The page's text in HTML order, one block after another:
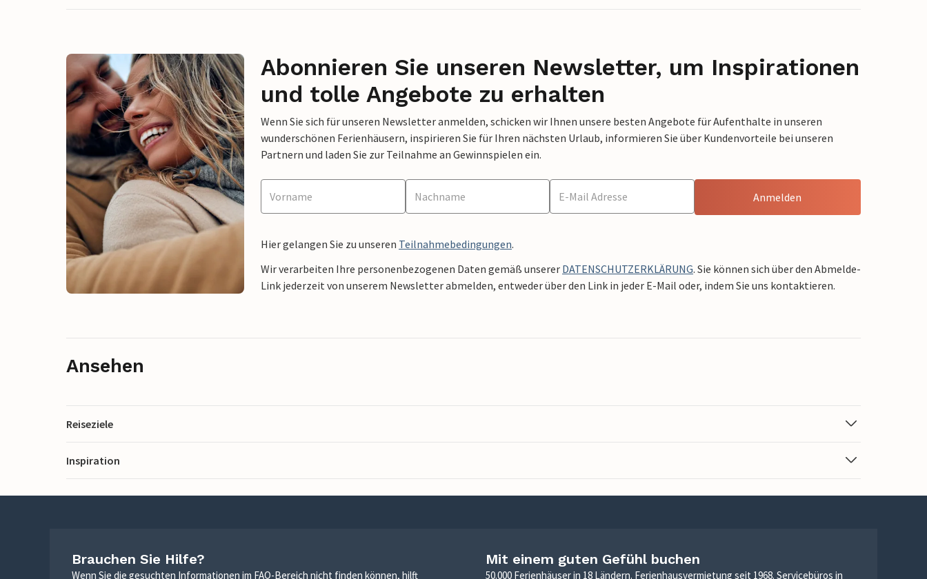
Abonnieren Sie unseren Newsletter, um Inspirationen
und tolle Angebote zu erhalten
Wenn Sie sich für unseren Newsletter anmelden, schicken wir Ihnen unsere besten Angebote für Aufenthalte in unseren
wunderschönen Ferienhäusern, inspirieren Sie für Ihren nächsten Urlaub, informieren Sie über Kundenvorteile bei unseren
Partnern und laden Sie zur Teilnahme an Gewinnspielen ein.
Anmelden
Hier gelangen Sie zu unseren Teilnahmebedingungen.
Wir verarbeiten Ihre personenbezogenen Daten gemäß unserer DATENSCHUTZERKLÄRUNG. Sie können sich über den Abmelde-
Link jederzeit von unserem Newsletter abmelden, entweder über den Link in jeder E-Mail oder, indem Sie uns kontaktieren.
Ansehen
Reiseziele
Inspiration
Brauchen Sie Hilfe?
Wenn Sie die gesuchten Informationen im FAQ-Bereich nicht finden können, hilft
Mit einem guten Gefühl buchen
50.000 Ferienhäuser in 18 Ländern. Ferienhausvermietung seit 1968. Servicebüros in